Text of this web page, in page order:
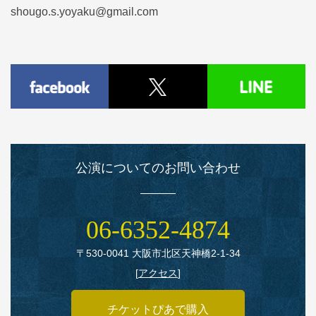
shougo.s.yoyaku@gmail.com
公演についてのお問い合わせ
06‑6352‑4874
〒530‑0041 大阪市北区天神橋2‑1‑34
[アクセス]
チケットぴあで購入